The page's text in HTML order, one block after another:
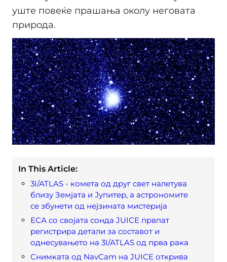
уште повеќе прашања околу неговата
природа.
In This Article:
3I/ATLAS - комета од друг свет налетува
близу Земјата и Јупитер, а астрономите
се збунети од нејзината мистерија
ЕСА со својата сонда JUICE првпат
регистрира детали за составот и
однесувањето на 3I/ATLAS од прва рака
Снимката од NavCam на JUICE открива